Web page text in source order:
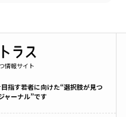
情報サイト
指す若者に向けた“選択肢が見つ
ャーナル”です